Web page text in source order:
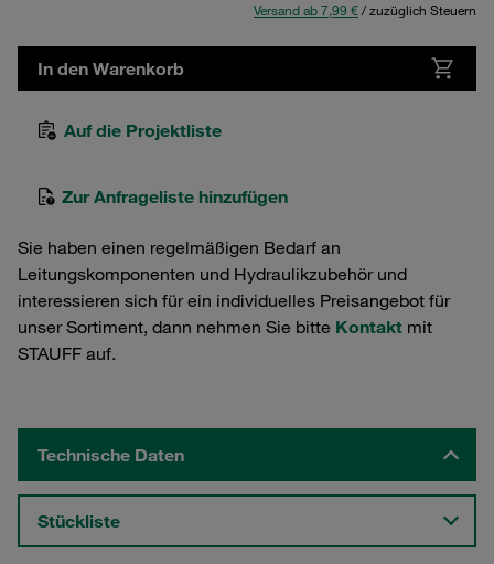
Versand ab 7,99 €/ zuzüglich Steuern
In den Warenkorb
Auf die Projektliste
Zur Anfrageliste hinzufügen
Sie haben einen regelmäßigen Bedarf an
Leitungskomponenten und Hydraulikzubehör und
interessieren sich für ein individuelles Preisangebot für
unser Sortiment, dann nehmen Sie bitte Kontakt mit
STAUFF auf.
Technische Daten
Stückliste